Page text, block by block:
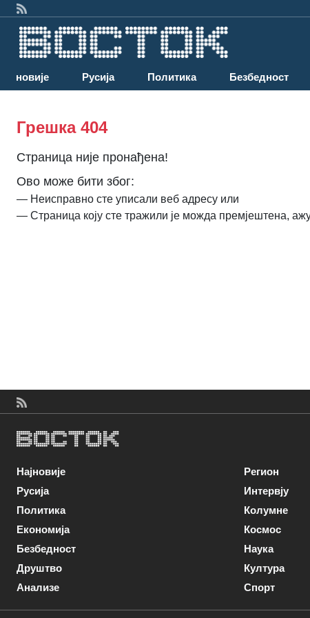
Најновије Русија Политика Безбедност
Грешка 404
Страница није пронађена!
Ово може бити због:
— Неисправно сте уписали веб адресу или
— Страница коју сте тражили је можда премјештена,
Најновије
Русија
Политика
Економија
Безбедност
Друштво
Анализе
Регион
Интервју
Колумне
Космос
Наука
Култура
Спорт